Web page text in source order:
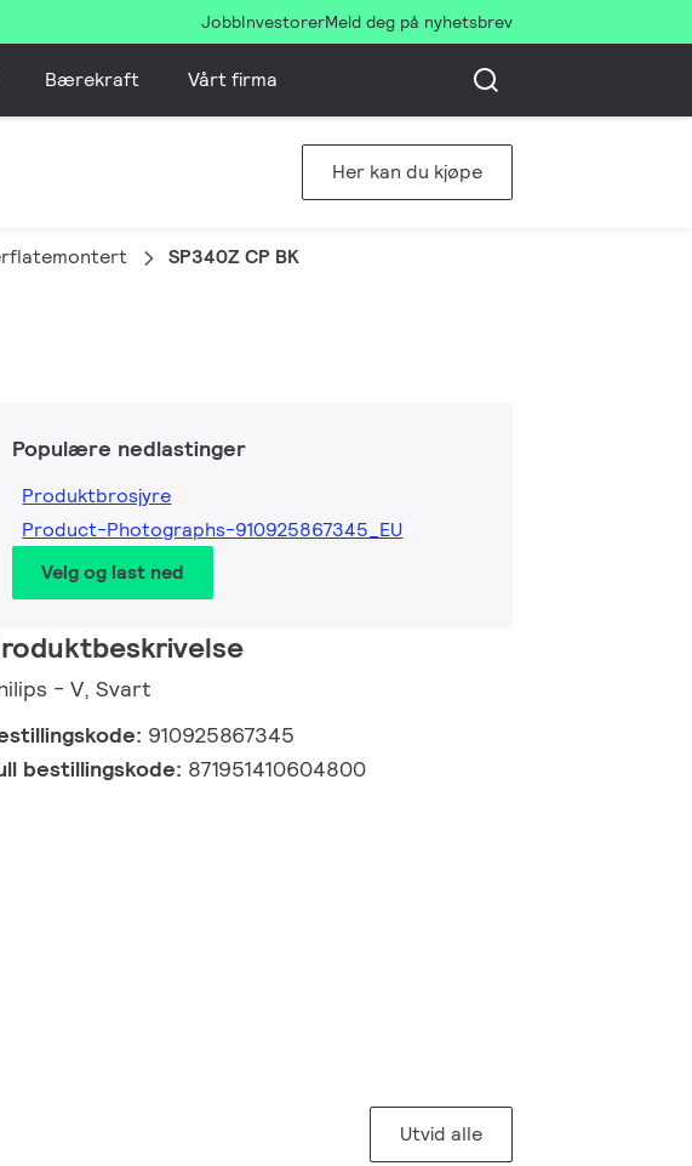
JobbInvestorerMeld deg på nyhetsbrev
Bærekraft Vårt firma
Her kan du kjøpe
SP340Z CP BK
Populære nedlastinger
Produktbrosjyre
Product-Photographs-910925867345_EU
Velg og last ned
- V, Svart
910925867345
bestillingskode: 871951410604800
Utvid alle